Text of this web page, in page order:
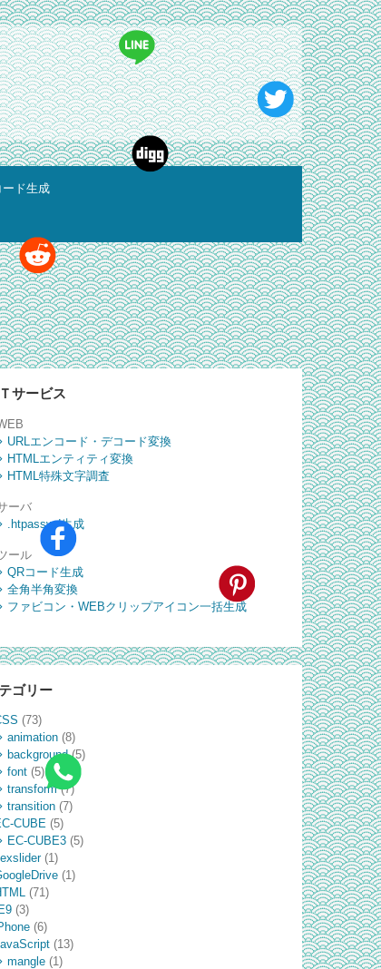
ード生成
Ｔサービス
URLエンコード・デコード変換
HTMLエンティティ変換
HTML特殊文字調査
ーバ
.htpasswd生成
ール
QRコード生成
全角半角変換
ファビコン・WEBクリップアイコン一括生成
ゴリー
(73)
animation(8)
background(5)
font(5)
transform(7)
transition(7)
CUBE (5)
EC-CUBE3(5)
(1)
(1)
(71)
IE9(3)
(6)
(13)
mangle(1)